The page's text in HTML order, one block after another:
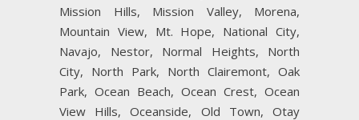
Mission Hills, Mission Valley, Morena,
Mountain View, Mt. Hope, National City,
Navajo, Nestor, Normal Heights, North
City, North Park, North Clairemont, Oak
Park, Ocean Beach, Ocean Crest, Ocean
View Hills, Oceanside, Old Town, Otay